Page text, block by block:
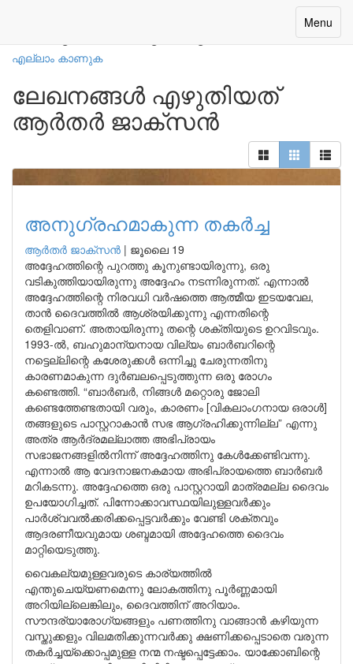
Toggle
Menu
എല്ലാം കാണുക
ലേഖനങ്ങൾ എഴുതിയത്
ആർതർ ജാക്സൻ
അനുഗ്രഹമാകുന്ന തകർച്ച
ആർതർ ജാക്സൻ | ജൂലൈ 19
അദ്ദേഹത്തിന്റെ പുറത്തു കൂനുണ്ടായിരുന്നു, ഒരു
വടികുത്തിയായിരുന്നു അദ്ദേഹം നടന്നിരുന്നത്. എന്നാൽ
അദ്ദേഹത്തിന്റെ നിരവധി വർഷത്തെ ആത്മീയ ഇടയവേല,
താൻ ദൈവത്തിൽ ആശ്രയിക്കുന്നു എന്നതിന്റെ
തെളിവാണ്. അതായിരുന്നു തന്റെ ശക്തിയുടെ ഉറവിടവും.
1993-ൽ, ബഹുമാന്യനായ വില്യം ബാർബറിന്റെ
നട്ടെല്ലിന്റെ കശേരുക്കൾ ഒന്നിച്ചു ചേരുന്നതിനു
കാരണമാകുന്ന ദുർബലപ്പെടുത്തുന്ന ഒരു രോഗം
കണ്ടെത്തി. “ബാർബർ, നിങ്ങൾ മറ്റൊരു ജോലി
കണ്ടെത്തേണ്ടതായി വരും, കാരണം [വികലാംഗനായ ഒരാൾ]
തങ്ങളുടെ പാസ്റ്ററാകാൻ സഭ ആഗ്രഹിക്കുന്നില്ല” എന്നു
അത്ര ആർദ്രമല്ലാത്ത അഭിപ്രായം
സഭാജനങ്ങളിൽനിന്ന് അദ്ദേഹത്തിനു കേൾക്കേണ്ടിവന്നു.
എന്നാൽ ആ വേദനാജനകമായ അഭിപ്രായത്തെ ബാർബർ
മറികടന്നു. അദ്ദേഹത്തെ ഒരു പാസ്റ്ററായി മാത്രമല്ല ദൈവം
ഉപയോഗിച്ചത്. പിന്നോക്കാവസ്ഥയിലുള്ളവർക്കും
പാർശ്വവൽക്കരിക്കപ്പെട്ടവർക്കും വേണ്ടി ശക്തവും
ആദരണീയവുമായ ശബ്ദമായി അദ്ദേഹത്തെ ദൈവം
മാറ്റിയെടുത്തു.
വൈകല്യമുള്ളവരുടെ കാര്യത്തിൽ
എന്തുചെയ്യണമെന്നു ലോകത്തിനു പൂർണ്ണമായി
അറിയില്ലെങ്കിലും, ദൈവത്തിന് അറിയാം.
സൗന്ദര്യാരോഗ്യങ്ങളും പണത്തിനു വാങ്ങാൻ കഴിയുന്ന
വസ്തുക്കളും വിലമതിക്കുന്നവർക്കു ക്ഷണിക്കപ്പെടാതെ വരുന്ന
തകർച്ചയ്ക്കൊപ്പമുള്ള നന്മ നഷ്ടപ്പെട്ടേക്കാം. യാക്കോബിന്റെ